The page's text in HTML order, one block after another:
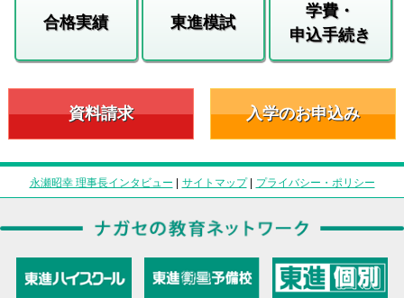
合格実績 東進模試
学費・
申込手続き
資料請求 入学のお申込み
永瀬昭幸 理事長インタビュー | サイトマップ| プライバシー・ポリシー